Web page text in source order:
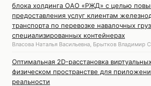
блока холдинга ОАО «РЖД» с целью
предоставления услуг клиентам
транспорта по перевозке навалочных
специализированных контейнерах
Власова Наталья Васильевна, Брытков Владимир
Оптимальная 2D-расстановка
физическом пространстве для
реальности